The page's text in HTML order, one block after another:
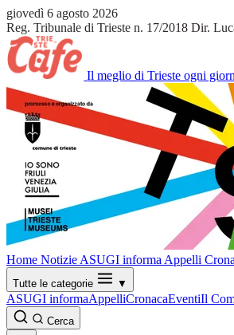
giovedì 6 agosto 2026
Reg. Tribunale di Trieste n. 17/2018 Dir.
Il meglio di Trieste ogni
Home Notizie ASUGI informa Appelli
Tutte le categorie ▼
ASUGI informaAppelliCronacaEventiIl
Cerca